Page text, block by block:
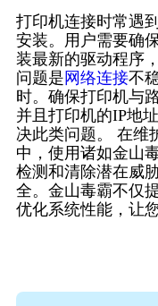
打印机连接时常遇
安装。用户需要确
装最新的驱动程序
问题是 网络连接不
时。确保打印机与
并且打印机的IP地
决此类问题。 在维
中，使用诸如金山
检测和清除潜在威
全。金山毒霸不仅
优化系统性能，让